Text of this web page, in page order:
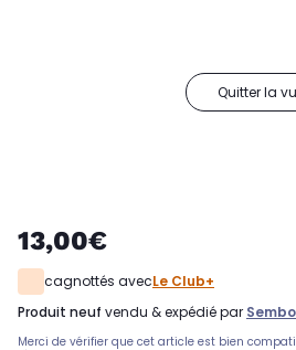
Quitter la
13,00€
cagnottés avecLe Club+
produit neuf vendu & expédié par
Merci de vérifier que cet article est bien